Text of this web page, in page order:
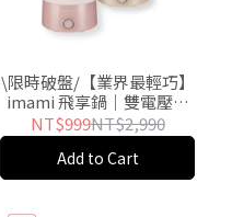
\限時破盤/【業界最輕巧】
imami 飛享鍋｜雙電壓迷
你折疊快煮鍋-推
NT$999NT$2,990
Add to Cart